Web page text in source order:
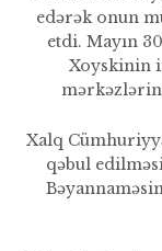
edərək onun
etdi. Mayın
Xoyskinin
Xalq
qəbul